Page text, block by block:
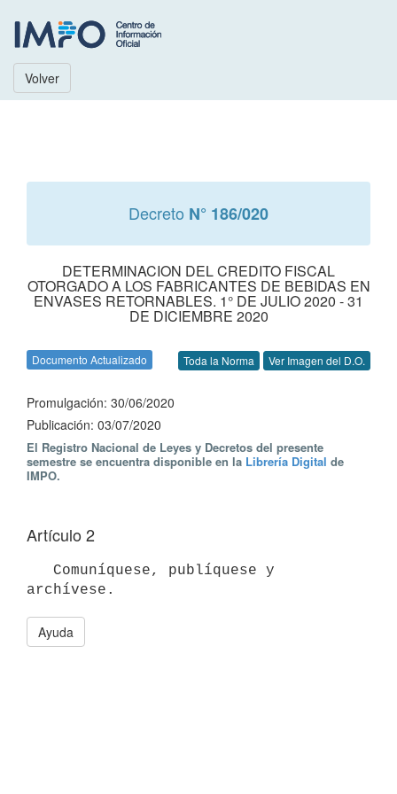
Volver
Decreto N° 186/020
DETERMINACION DEL CREDITO FISCAL
OTORGADO A LOS FABRICANTES DE BEBIDAS EN
ENVASES RETORNABLES. 1° DE JULIO 2020 - 31
DE DICIEMBRE 2020
Documento Actualizado Toda la Norma Ver Imagen del D.O.
Promulgación: 30/06/2020
Publicación: 03/07/2020
El Registro Nacional de Leyes y Decretos del presente
semestre se encuentra disponible en la Librería Digital de
IMPO.
Artículo 2
Ayuda